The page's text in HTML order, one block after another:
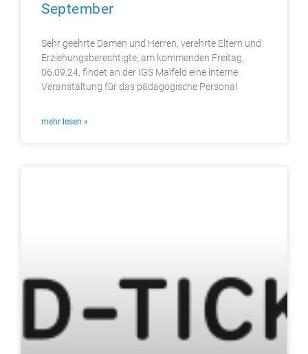
September
Sehr geehrte Damen und Herren, verehrte Eltern und
Erziehungsberechtigte, am kommenden Freitag,
06.09.24, findet an der IGS Maifeld eine interne
Veranstaltung für das pädagogische Personal
mehr lesen »